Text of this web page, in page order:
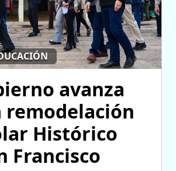
avanza
remodelación
Histórico
Francisco